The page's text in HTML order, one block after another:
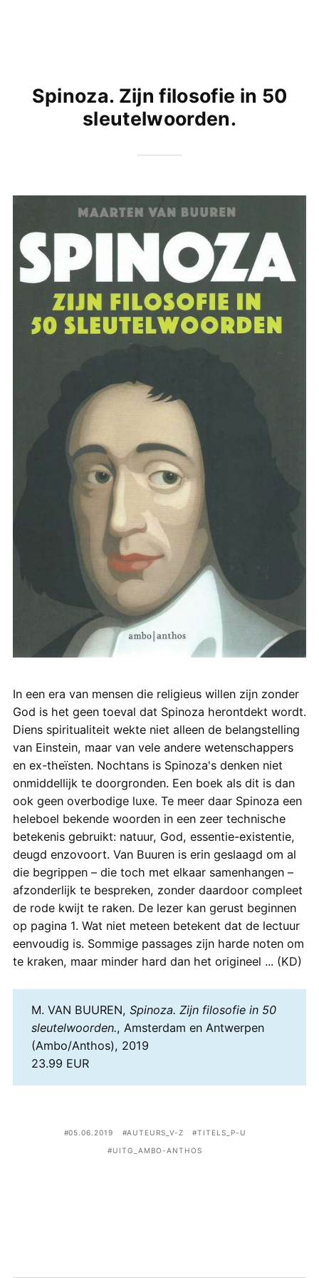
Spinoza. Zijn filosofie in 50
sleutelwoorden.
In een era van mensen die religieus willen zijn zonder
God is het geen toeval dat Spinoza herontdekt wordt.
Diens spiritualiteit wekte niet alleen de belangstelling
van Einstein, maar van vele andere wetenschappers
en ex-theïsten. Nochtans is Spinoza's denken niet
onmiddellijk te doorgronden. Een boek als dit is dan
ook geen overbodige luxe. Te meer daar Spinoza een
heleboel bekende woorden in een zeer technische
betekenis gebruikt: natuur, God, essentie-existentie,
deugd enzovoort. Van Buuren is erin geslaagd om al
die begrippen – die toch met elkaar samenhangen –
afzonderlijk te bespreken, zonder daardoor compleet
de rode kwijt te raken. De lezer kan gerust beginnen
op pagina 1. Wat niet meteen betekent dat de lectuur
eenvoudig is. Sommige passages zijn harde noten om
te kraken, maar minder hard dan het origineel ... (KD)
M. VAN BUUREN, Spinoza. Zijn filosofie in 50
sleutelwoorden., Amsterdam en Antwerpen
(Ambo/Anthos), 2019
23.99 EUR
05.06.2019 AUTEURS_V-Z TITELS_P-U
UITG_AMBO-ANTHOS